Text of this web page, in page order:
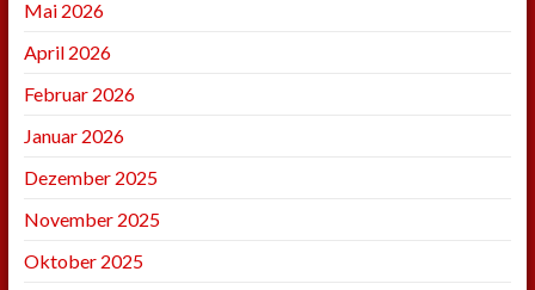
Mai 2026
April 2026
Februar 2026
Januar 2026
Dezember 2025
November 2025
Oktober 2025